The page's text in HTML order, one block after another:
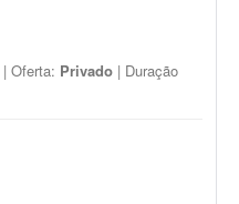
| Oferta: Privado | Duração